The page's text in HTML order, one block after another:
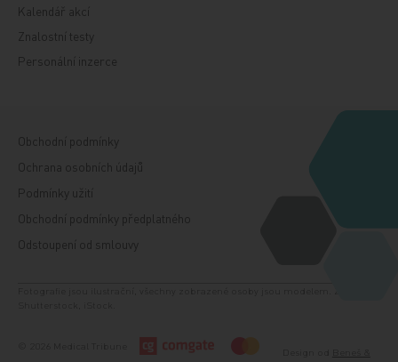
Kalendář akcí
Znalostní testy
Personální inzerce
Obchodní podmínky
Ochrana osobních údajů
Podmínky užití
Obchodní podmínky předplatného
Odstoupení od smlouvy